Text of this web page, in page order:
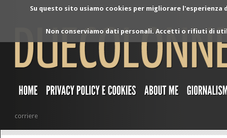
Su questo sito usiamo cookies per migliorare
Non conserviamo dati personali. Accetti o rifiuti di
corriere